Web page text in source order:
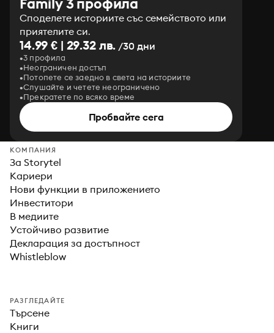
Споделете историите със семейството или
приятелите си.
14.99 € | 29.32 лв. /30 дни
3 профила
Неограничен достъп
Потопете се заедно в света на историите
Слушайте и четете неограничено
Прекратете по всяко време
Пробвайте сега
КОМПАНИЯ
За Storytel
Кариери
Нови функции в приложението
Инвеститори
В медиите
Устойчиво развитие
Декларация за достъпност
Whistleblow
РАЗГЛЕДАЙТЕ
Търсене
Книги